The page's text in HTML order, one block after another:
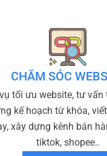
CHĂM SÓC
tối ưu website, tư vấn
kế hoạch từ khóa,
xây dựng kênh bán
tiktok, shopee..